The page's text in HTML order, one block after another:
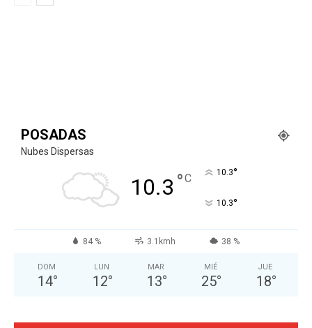
POSADAS
Nubes Dispersas
10.3 °C 10.3°
10.3°
84 % 3.1kmh 38 %
DOM
14°
LUN
12°
MAR
13°
MIÉ
25°
JUE
18°